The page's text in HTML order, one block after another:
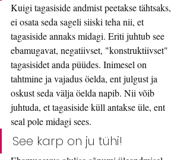
Kuigi tagasiside andmist peetakse tähtsaks,
ei osata seda sageli siiski teha nii, et
tagasiside annaks midagi. Eriti juhtub see
ebamugavat, negatiivset, "konstruktiivset"
tagasisidet anda püüdes. Inimesel on
tahtmine ja vajadus öelda, ent julgust ja
oskust seda välja öelda napib. Nii võib
juhtuda, et tagasiside küll antakse üle, ent
seal pole midagi sees.
See karp on ju tühi!